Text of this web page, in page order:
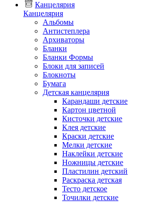
Канцелярия
Канцелярия
Альбомы
Антистеплера
Архиваторы
Бланки
Бланки Формы
Блоки для записей
Блокноты
Бумага
Детская канцелярия
Карандаши детские
Картон цветной
Кисточки детские
Клея детские
Краски детские
Мелки детские
Наклейки детские
Ножницы детские
Пластилин детский
Раскраска детская
Тесто детское
Точилки детские